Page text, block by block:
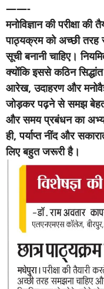
——-
मनोविज्ञान की परीक्षा
पाठ्यक्रम को अच्छी तरह
सूची बनानी चाहिए।
क्योंकि इससे कठिन
आरेख, उदाहरण और
जोड़कर पढ़ने से समझ
और समय प्रबंधन का
ही, पर्याप्त नींद और
लिए बहुत जरूरी है।